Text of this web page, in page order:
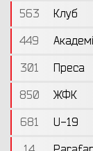
563
Клуб
449
301
Преса
850
ЖФК
681
U-19